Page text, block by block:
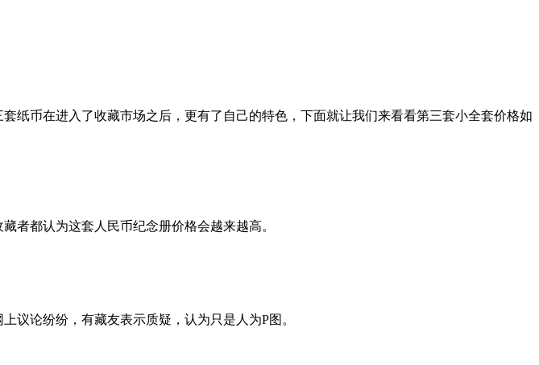
纸币在进入了收藏市场之后，更有了自己的特色，下面就让我们来看看第三套小全套价格如
者都认为这套人民币纪念册价格会越来越高。
论纷纷，有藏友表示质疑，认为只是人为P图。